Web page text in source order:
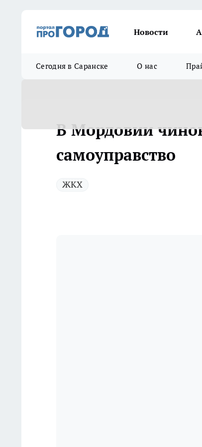
Новости
Сегодня в Саранске О нас
В Мордовии
самоуправство
ЖКХ